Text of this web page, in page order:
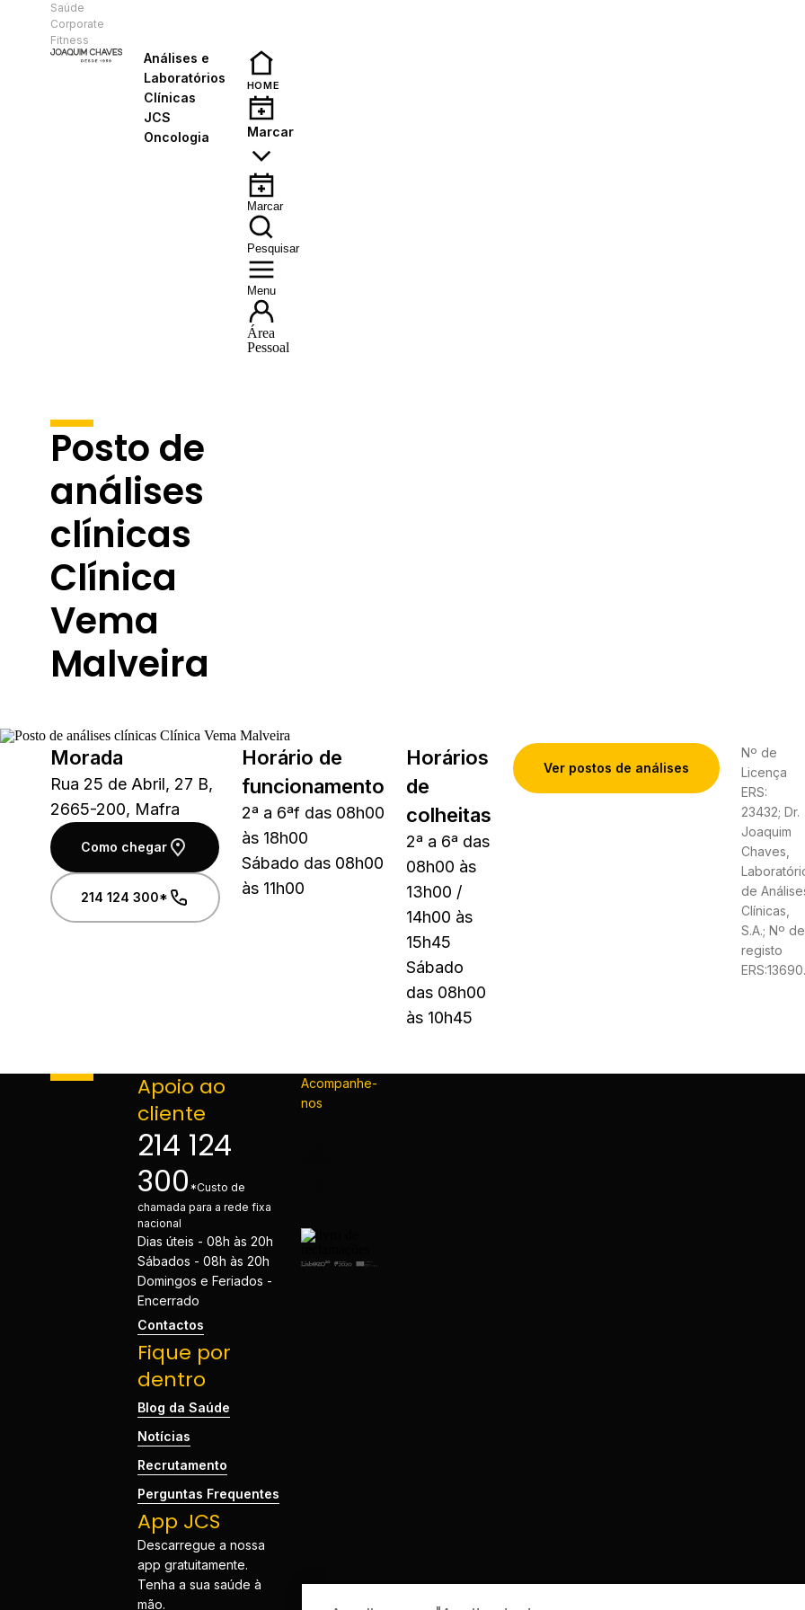
Saúde
Corporate
Fitness
Análises e
Laboratórios
Clínicas
JCS
Oncologia
HOME
Marcar
Marcar
Pesquisar
Menu
Área
Pessoal
Posto de
análises
clínicas
Clínica
Vema
Malveira
Morada
Rua 25 de Abril, 27 B,
2665-200, Mafra
Como chegar
214 124 300*
Horário de
funcionamento
2ª a 6ªf das 08h00
às 18h00
Sábado das 08h00
às 11h00
Horários
de
colheitas
2ª a 6ª das
08h00 às
13h00 /
14h00 às
15h45
Sábado
das 08h00
às 10h45
Ver postos de análises
Nº de
Licença
ERS:
23432; Dr.
Joaquim
Chaves,
de
Clínicas,
S.A.; Nº de
registo
ERS:13690.
Apoio ao
cliente
214 124
300 *Custo de
chamada para a rede fixa
nacional
Dias úteis - 08h às 20h
Sábados - 08h às 20h
Domingos e Feriados -
Encerrado
Contactos
Fique por
dentro
Blog da Saúde
Notícias
Recrutamento
Perguntas Frequentes
App JCS
Descarregue a nossa
app gratuitamente.
Tenha a sua saúde à
mão.
Acompanhe-
nos